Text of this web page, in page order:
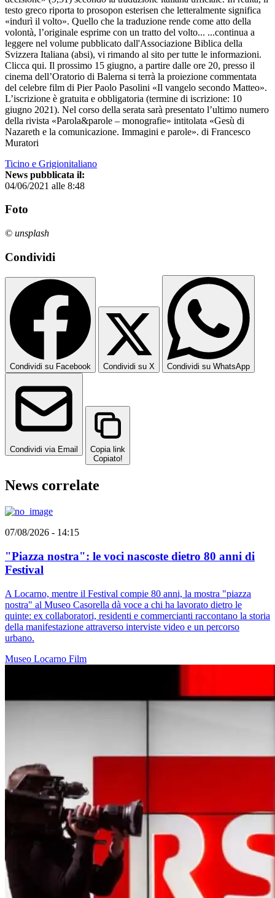
testo greco riporta to prosopon esterisen che letteralmente significa
«indurì il volto». Quello che la traduzione rende come atto della
volontà, l’originale esprime con un tratto del volto... ...continua a
leggere nel volume pubblicato dall'Associazione Biblica della
Svizzera Italiana (absi), vi rimando al sito per tutte le informazioni.
Clicca qui. Il prossimo 15 giugno, a partire dalle ore 20, presso il
cinema dell’Oratorio di Balerna si terrà la proiezione commentata
del celebre film di Pier Paolo Pasolini «Il vangelo secondo Matteo».
L’iscrizione è gratuita e obbligatoria (termine di iscrizione: 10
giugno 2021). Nel corso della serata sarà presentato l’ultimo numero
della rivista «Parola&parole – monografie» intitolata «Gesù di
Nazareth e la comunicazione. Immagini e parole». di Francesco
Muratori
Ticino e Grigionitaliano
News pubblicata il:
04/06/2021 alle 8:48
Foto
© unsplash
Condividi
Condividi su Facebook Condividi su X Condividi su WhatsApp
Condividi via Email
Copia link
Copiato!
News correlate
07/08/2026 - 14:15
"Piazza nostra": le voci nascoste dietro 80 anni di
Festival
A Locarno, mentre il Festival compie 80 anni, la mostra "piazza
nostra" al Museo Casorella dà voce a chi ha lavorato dietro le
quinte: ex collaboratori, residenti e commercianti raccontano la storia
della manifestazione attraverso interviste video e un percorso
urbano.
Museo Locarno Film